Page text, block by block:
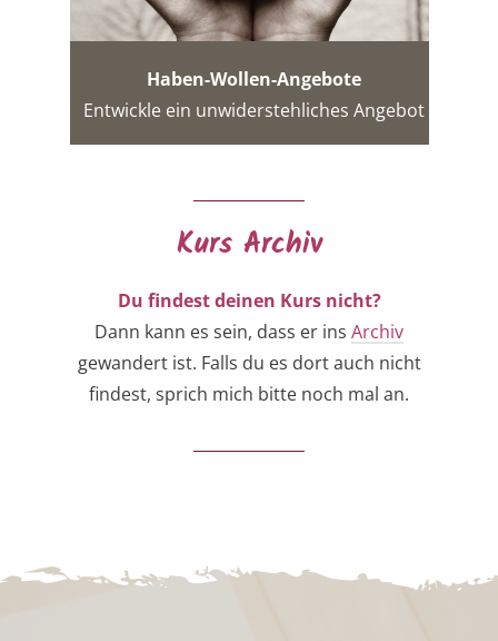
Haben-Wollen-Angebote
Entwickle ein unwiderstehliches Angebot
Kurs Archiv
Du findest deinen Kurs nicht?
Dann kann es sein, dass er ins Archiv
gewandert ist. Falls du es dort auch nicht
findest, sprich mich bitte noch mal an.